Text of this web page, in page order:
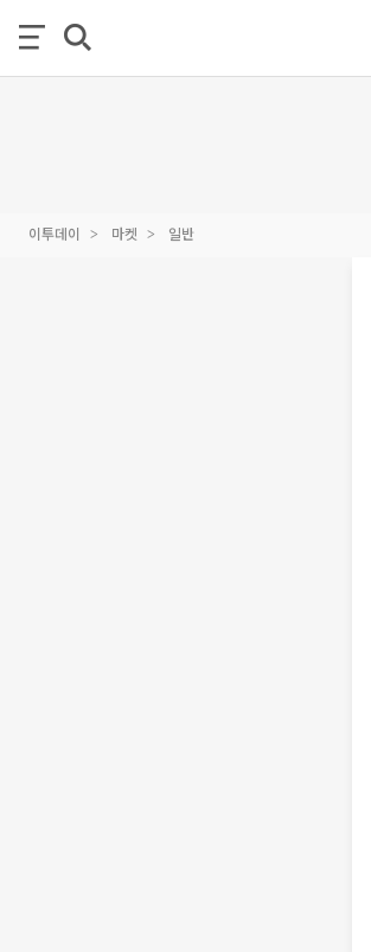
이투데이 마켓 일반